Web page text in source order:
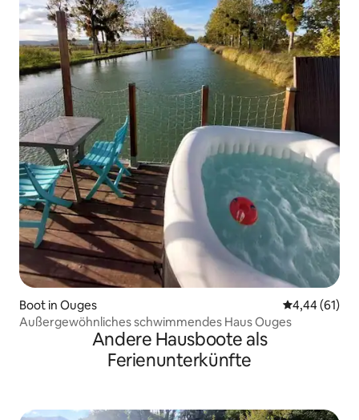
Boot in Ouges
4,44 (61)
Außergewöhnliches schwimmendes Haus Ouges
Andere Hausboote als
Ferienunterkünfte